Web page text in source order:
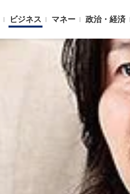
ビジネス マネー 政治・経済